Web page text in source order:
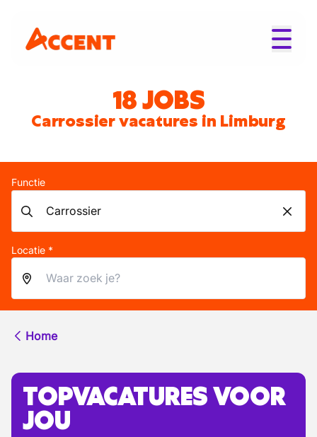
18 JOBS
Carrossier vacatures in Limburg
Functie
Locatie *
Home
TOPVACATURES VOOR
JOU